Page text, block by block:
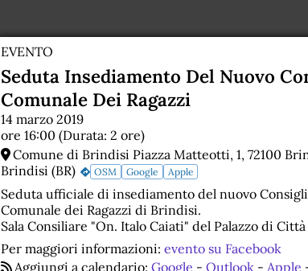
EVENTO
Seduta Insediamento Del Nuovo
Comunale Dei Ragazzi
14 marzo 2019
ore 16:00 (Durata: 2 ore)
Comune di Brindisi Piazza Matteotti, 1, 72100
Brindisi (BR)
OSM Google Apple
Seduta ufficiale di insediamento del nuovo
Comunale dei Ragazzi di Brindisi.
Sala Consiliare "On. Italo Caiati" del Palazzo di Città
Per maggiori informazioni: evento su Facebook
Aggiungi a calendario: Google - Outlook- Apple